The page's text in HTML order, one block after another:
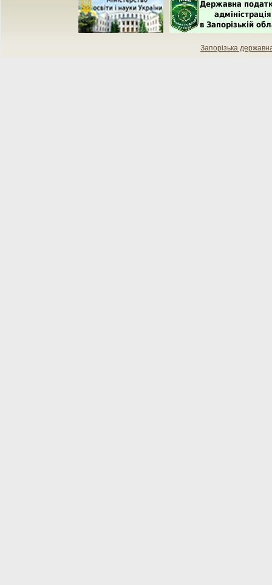
Запорізька